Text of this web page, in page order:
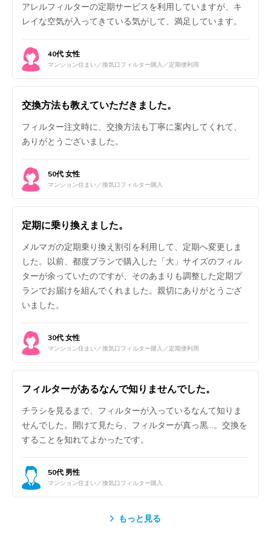
アレルフィルターの定期サービスを利用していますが、キ
レイな空気が入ってきている気がして、満足しています。
40代 女性
マンション住まい／換気口フィルター購入／定期便利用
交換方法も教えていただきました。
フィルター注文時に、交換方法も丁寧に案内してくれて、
ありがとうございました。
50代 女性
マンション住まい／換気口フィルター購入
定期に乗り換えました。
メルマガの定期乗り換え割引を利用して、定期へ変更しま
した。以前、都度プランで購入した「大」サイズのフィル
ターが余っていたのですが、そのあまりも調整した定期プ
ランでお届けを組んでくれました。親切にありがとうござ
いました。
30代 女性
マンション住まい／換気口フィルター購入／定期便利用
フィルターがあるなんで知りませんでした。
チラシを見るまで、フィルターが入っているなんて知りま
せんでした。開けて見たら、フィルターが真っ黒…。交換を
することを知れてよかったです。
50代 男性
マンション住まい／換気口フィルター購入
もっと見る